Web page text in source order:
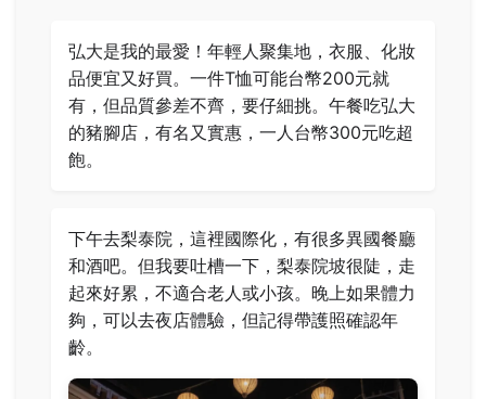
弘大是我的最愛！年輕人聚集地，衣服、化妝
品便宜又好買。一件T恤可能台幣200元就
有，但品質參差不齊，要仔細挑。午餐吃弘大
的豬腳店，有名又實惠，一人台幣300元吃超
飽。
下午去梨泰院，這裡國際化，有很多異國餐廳
和酒吧。但我要吐槽一下，梨泰院坡很陡，走
起來好累，不適合老人或小孩。晚上如果體力
夠，可以去夜店體驗，但記得帶護照確認年
齡。